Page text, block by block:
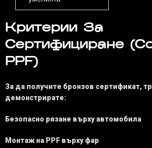
Критерии За
Сертифициране
PPF)
За да получите бронзов сертификат,
демонстрирате:
Безопасно рязане върху автомобила
Монтаж на PPF върху фар